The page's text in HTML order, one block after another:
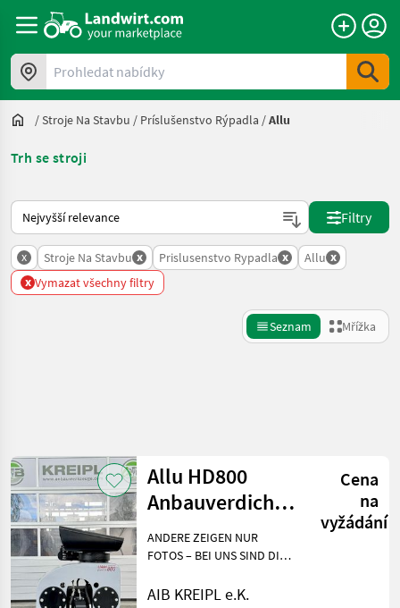
Prohledat nabídky
/Stroje Na Stavbu / Príslušenstvo Rýpadla /Allu
Trh se stroji
Takto se řadí nabídky na Landwirt.com
Filtry
x Stroje Na Stavbu x Prislusenstvo Rypadla x Allu x
x Vymazat všechny filtry
Seznam Mřížka
Kategorie 4 Země Filtry
AKTUÁLNÍ
CESTA
stavebná
technika
Obnovit
Zobrazit
výsledků
Allu HD800
Anbauverdichter
| Rüttelplatte 7-
20t
Cena
na
vyžádání
ANDERE ZEIGEN NUR
FOTOS – BEI UNS SIND DIE
Besichtigen - anfassen -
AIB KREIPL e.K.